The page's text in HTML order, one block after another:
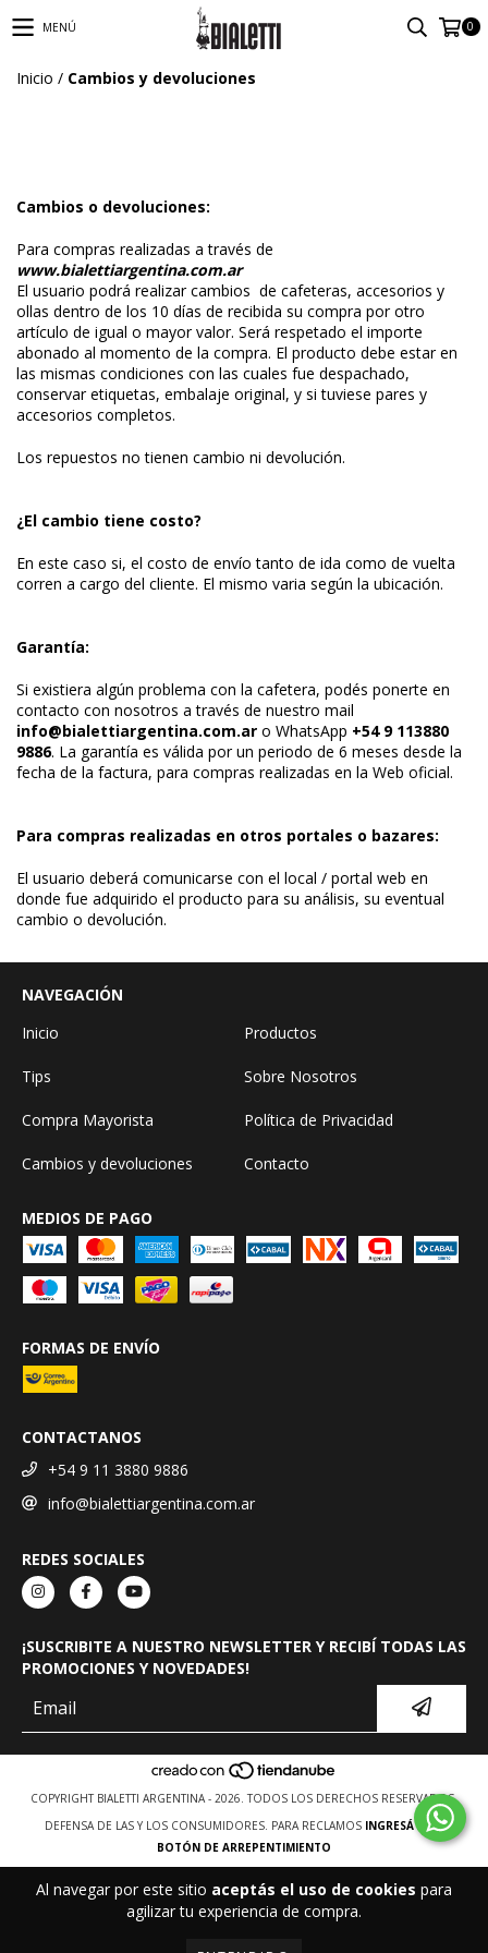
Al navegar por este sitio aceptás el uso de cookies para
agilizar tu experiencia de compra.
MENÚ 0
Inicio / Cambios y devoluciones
Cambios o devoluciones:
Para compras realizadas a través de
www.bialettiargentina.com.ar
El usuario podrá realizar cambios de cafeteras, accesorios y
ollas dentro de los 10 días de recibida su compra por otro
artículo de igual o mayor valor. Será respetado el importe
abonado al momento de la compra. El producto debe estar en
las mismas condiciones con las cuales fue despachado,
conservar etiquetas, embalaje original, y si tuviese pares y
accesorios completos.
Los repuestos no tienen cambio ni devolución.
¿El cambio tiene costo?
En este caso si, el costo de envío tanto de ida como de vuelta
corren a cargo del cliente. El mismo varia según la ubicación.
Garantía:
Si existiera algún problema con la cafetera, podés ponerte en
contacto con nosotros a través de nuestro mail
info@bialettiargentina.com.ar o WhatsApp +54 9 113880
9886. La garantía es válida por un periodo de 6 meses desde la
fecha de la factura, para compras realizadas en la Web oficial.
Para compras realizadas en otros portales o bazares:
El usuario deberá comunicarse con el local / portal web en
donde fue adquirido el producto para su análisis, su eventual
cambio o devolución.
NAVEGACIÓN
Inicio
Productos
Tips Sobre Nosotros
Compra Mayorista Política de Privacidad
Cambios y devoluciones Contacto
MEDIOS DE PAGO
FORMAS DE ENVÍO
CONTACTANOS
+54 9 11 3880 9886
info@bialettiargentina.com.ar
REDES SOCIALES
¡SUSCRIBITE A NUESTRO NEWSLETTER Y RECIBÍ TODAS LAS
PROMOCIONES Y NOVEDADES!
COPYRIGHT BIALETTI ARGENTINA - 2026. TODOS LOS DERECHOS RESERVADOS.
DEFENSA DE LAS Y LOS CONSUMIDORES. PARA RECLAMOS INGRESÁ ACÁ.
BOTÓN DE ARREPENTIMIENTO